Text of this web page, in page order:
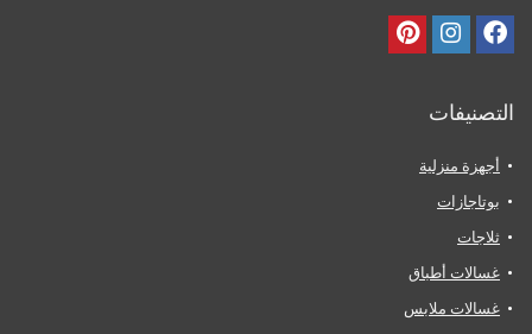
التصنيفات
أجهزة منزلية
بوتاجازات
ثلاجات
غسالات أطباق
غسالات ملابس